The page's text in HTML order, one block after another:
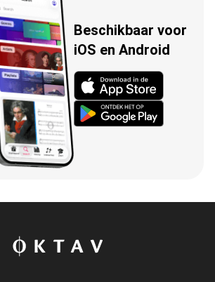
Beschikbaar voor
iOS en Android